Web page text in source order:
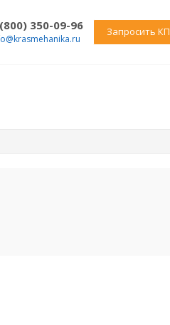
350-09-96 Запросить КП